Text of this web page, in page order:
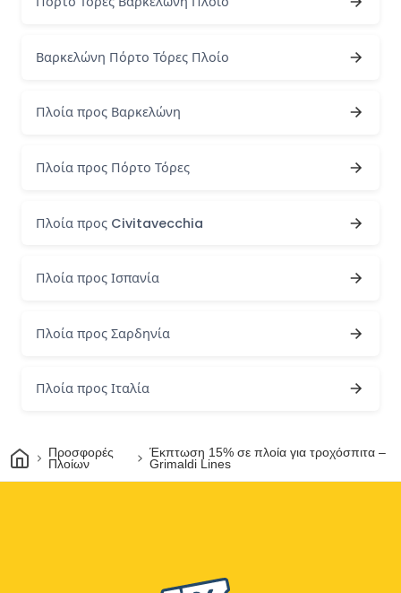
Βαρκελώνη Πόρτο Τόρες Πλοίο
Πλοία προς Βαρκελώνη
Πλοία προς Πόρτο Τόρες
Πλοία προς Civitavecchia
Πλοία προς Ισπανία
Πλοία προς Σαρδηνία
Πλοία προς Ιταλία
ΣπίτιΠροσφορές
Πλοίων
Έκπτωση 15% σε πλοία για τροχόσπιτα –
Grimaldi Lines